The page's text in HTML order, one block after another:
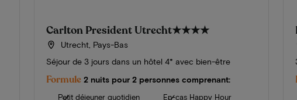
Carlton President Utrecht★★★★
Utrecht, Pays-Bas
Séjour de 3 jours dans un hôtel 4* avec bien-être
Formule 2 nuits pour 2 personnes comprenant:
Petit déjeuner quotidien
En-cas Happy Hour